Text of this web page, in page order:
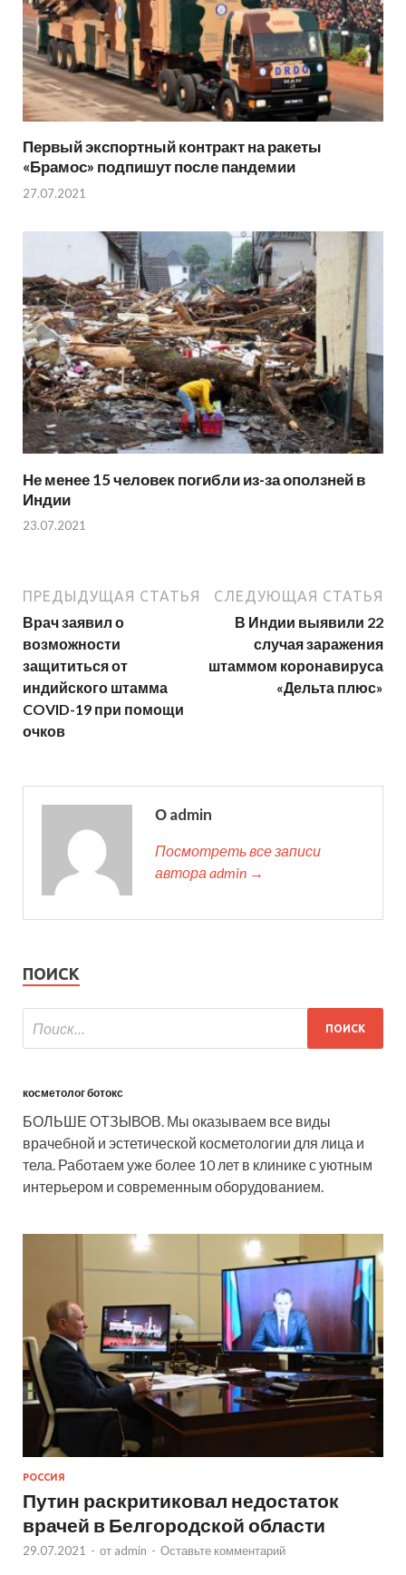
Первый экспортный контракт на ракеты
«Брамос» подпишут после пандемии
27.07.2021
Не менее 15 человек погибли из-за оползней в
Индии
23.07.2021
ПРЕДЫДУЩАЯ СТАТЬЯ
Врач заявил о
возможности
защититься от
индийского штамма
COVID-19 при помощи
очков
СЛЕДУЮЩАЯ СТАТЬЯ
В Индии выявили 22
случая заражения
штаммом коронавируса
«Дельта плюс»
О admin
Посмотреть все записи
автора admin →
ПОИСК
косметолог ботокс
БОЛЬШЕ ОТЗЫВОВ. Мы оказываем все виды
врачебной и эстетической косметологии для лица и
тела. Работаем уже более 10 лет в клинике с уютным
интерьером и современным оборудованием.
РОССИЯ
Путин раскритиковал недостаток
врачей в Белгородской области
29.07.2021 - от admin - Оставьте комментарий